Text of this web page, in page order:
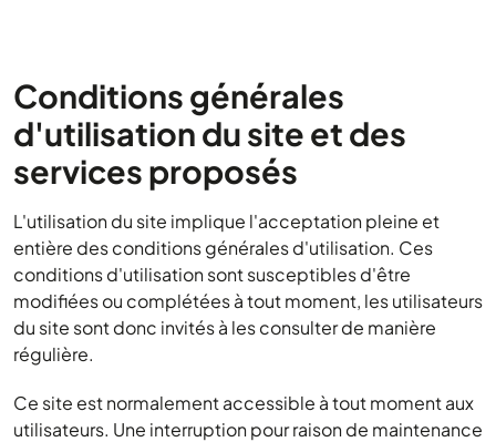
Conditions générales
d'utilisation du site et des
services proposés
L'utilisation du site implique l'acceptation pleine et
entière des conditions générales d'utilisation. Ces
conditions d'utilisation sont susceptibles d'être
modifiées ou complétées à tout moment, les utilisateurs
du site sont donc invités à les consulter de manière
régulière.
Ce site est normalement accessible à tout moment aux
utilisateurs. Une interruption pour raison de maintenance